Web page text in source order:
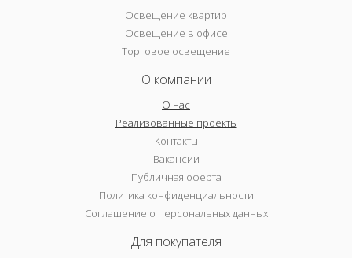
Освещение квартир
Освещение в офисе
Торговое освещение
О компании
О нас
Реализованные проекты
Контакты
Вакансии
Публичная оферта
Политика конфиденциальности
Соглашение о персональных данных
Для покупателя